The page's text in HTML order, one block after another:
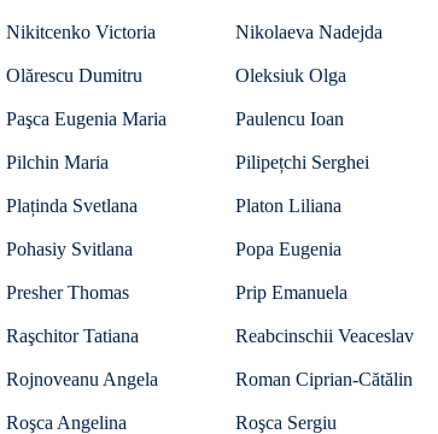
Nikitcenko Victoria Nikolaeva Nadejda
Olărescu Dumitru Oleksiuk Olga
Paşca Eugenia Maria Paulencu Ioan
Pilchin Maria Pilipețchi Serghei
Plaținda Svetlana Platon Liliana
Pohasiy Svitlana Popa Eugenia
Presher Thomas Prip Emanuela
Raşchitor Tatiana Reabcinschii Veaceslav
Rojnoveanu Angela Roman Ciprian-Cătălin
Roşca Angelina Roşca Sergiu